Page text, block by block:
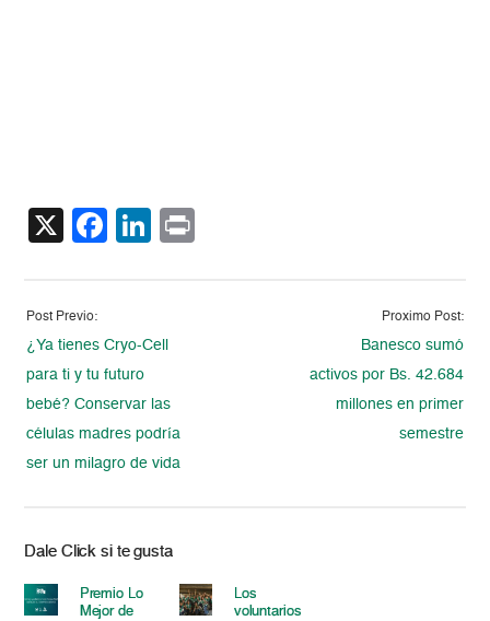
X Facebook
LinkedIn
Post Previo:
¿Ya tienes Cryo-Cell
para ti y tu futuro
bebé? Conservar las
células madres podría
ser un milagro de vida
Proximo Post:
Banesco sumó
activos por Bs. 42.684
millones en primer
semestre
Dale Click si te gusta
Premio Lo
Mejor de
Los
voluntarios